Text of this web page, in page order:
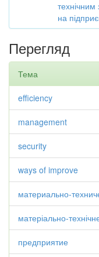
на
Перегляд
Тема
efficiency
management
security
ways of improve
материально-
матеріально-
предприятие